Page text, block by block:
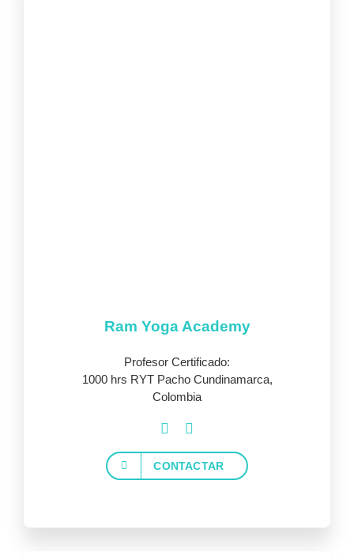
Ram Yoga Academy
Profesor Certificado:
1000 hrs RYT Pacho Cundinamarca,
Colombia
CONTACTAR